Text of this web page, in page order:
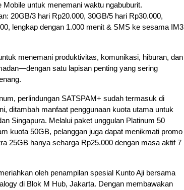
untuk menemani waktu ngabuburit.
20GB/3 hari Rp20.000, 30GB/5 hari Rp30.000,
lengkap dengan 1.000 menit & SMS ke sesama IM3
menemani produktivitas, komunikasi, hiburan, dan
satu lapisan penting yang sering
perlindungan SATSPAM+ sudah termasuk di
ditambah manfaat penggunaan kuota utama untuk
Singapura. Melalui paket unggulan Platinum 50
kuota 50GB, pelanggan juga dapat menikmati promo
25GB hanya seharga Rp25.000 dengan masa aktif 7
oleh penampilan spesial Kunto Aji bersama
di Blok M Hub, Jakarta. Dengan membawakan